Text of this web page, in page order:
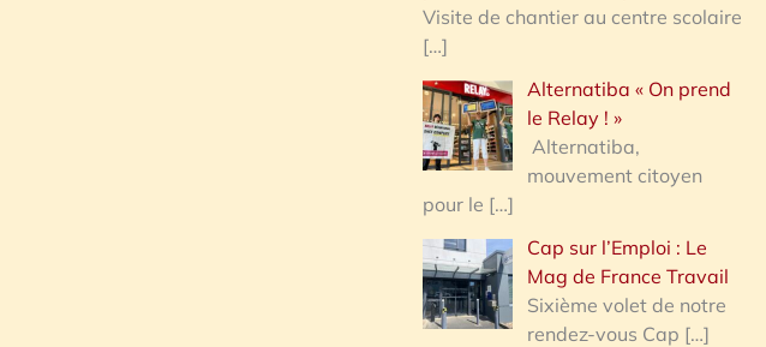
Visite de chantier au centre scolaire
[…]
Alternatiba « On prend
le Relay ! »
Alternatiba,
mouvement citoyen
pour le […]
Cap sur l’Emploi : Le
Mag de France Travail
Sixième volet de notre
rendez-vous Cap […]